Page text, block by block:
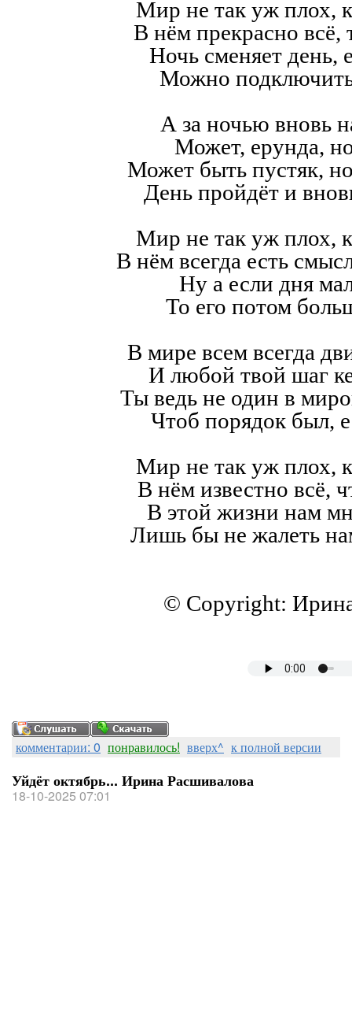
Мир не так уж плох,
В нём прекрасно всё,
Ночь сменяет день,
Можно
А за ночью вновь
Может, ерунда,
Может быть пустяк,
День пройдёт и
Мир не так уж плох,
В нём всегда есть
Ну а если дня
То его потом
В мире всем всегда
И любой твой шаг
Ты ведь не один в
Чтоб порядок был,
Мир не так уж плох,
В нём известно всё,
В этой жизни нам
Лишь бы не жалеть
© Copyright:
комментарии: 0 понравилось! вверх^ к полной версии
Уйдёт октябрь... Ирина Расшивалова
18-10-2025 07:01